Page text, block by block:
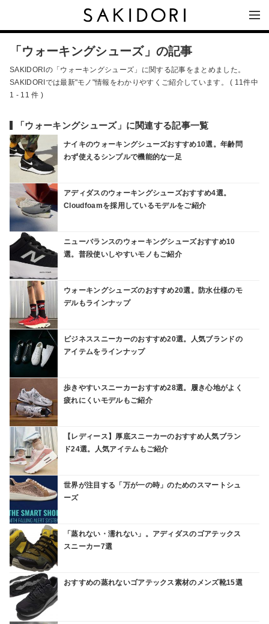
「ウォーキングシューズ」の記事
SAKIDORIの「ウォーキングシューズ」に関する記事をまとめました。
SAKIDORIでは最新"モノ"情報をわかりやすくご紹介しています。 ( 11件中
1 - 11 件 )
「ウォーキングシューズ」に関連する記事一覧
ナイキのウォーキングシューズおすすめ10選。年齢問
わず使えるシンプルで機能的な一足
アディダスのウォーキングシューズおすすめ4選。
Cloudfoamを採用しているモデルをご紹介
ニューバランスのウォーキングシューズおすすめ10
選。普段使いしやすいモノもご紹介
ウォーキングシューズのおすすめ20選。防水仕様のモ
デルもラインナップ
ビジネススニーカーのおすすめ20選。人気ブランドの
アイテムをラインナップ
歩きやすいスニーカーおすすめ28選。履き心地がよく
疲れにくいモデルもご紹介
【レディース】厚底スニーカーのおすすめ人気ブラン
ド24選。人気アイテムもご紹介
世界が注目する「万が一の時」のためのスマートシュ
ーズ
「蒸れない・濡れない」。アディダスのゴアテックス
スニーカー7選
おすすめの蒸れないゴアテックス素材のメンズ靴15選